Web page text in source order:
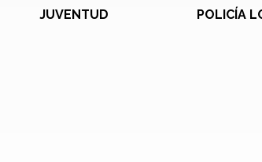
JUVENTUD POLICÍA